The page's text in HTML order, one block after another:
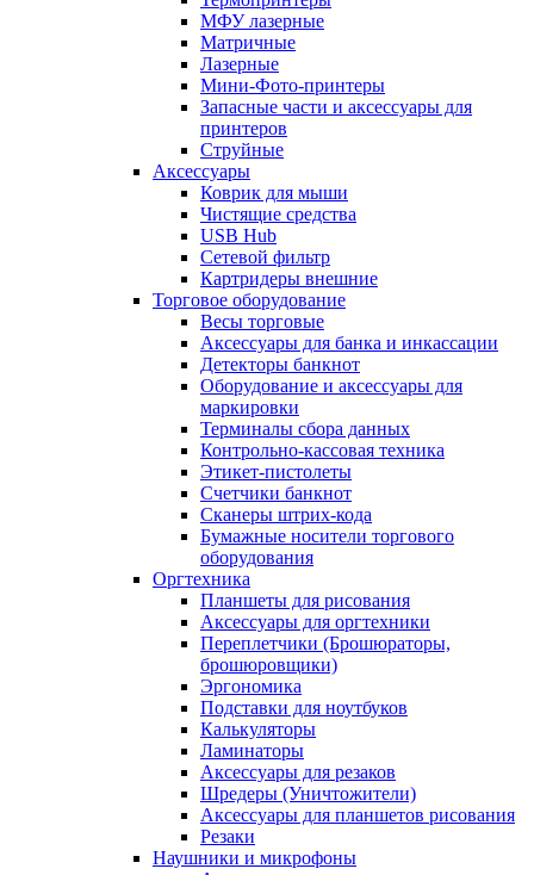
МФУ лазерные
Матричные
Лазерные
Мини-Фото-принтеры
Запасные части и аксессуары для
принтеров
Струйные
Аксессуары
Коврик для мыши
Чистящие средства
USB Hub
Сетевой фильтр
Картридеры внешние
Торговое оборудование
Весы торговые
Аксессуары для банка и инкассации
Детекторы банкнот
Оборудование и аксессуары для
маркировки
Терминалы сбора данных
Контрольно-кассовая техника
Этикет-пистолеты
Счетчики банкнот
Сканеры штрих-кода
Бумажные носители торгового
оборудования
Оргтехника
Планшеты для рисования
Аксессуары для оргтехники
Переплетчики (Брошюраторы,
брошюровщики)
Эргономика
Подставки для ноутбуков
Калькуляторы
Ламинаторы
Аксессуары для резаков
Шредеры (Уничтожители)
Аксессуары для планшетов рисования
Резаки
Наушники и микрофоны